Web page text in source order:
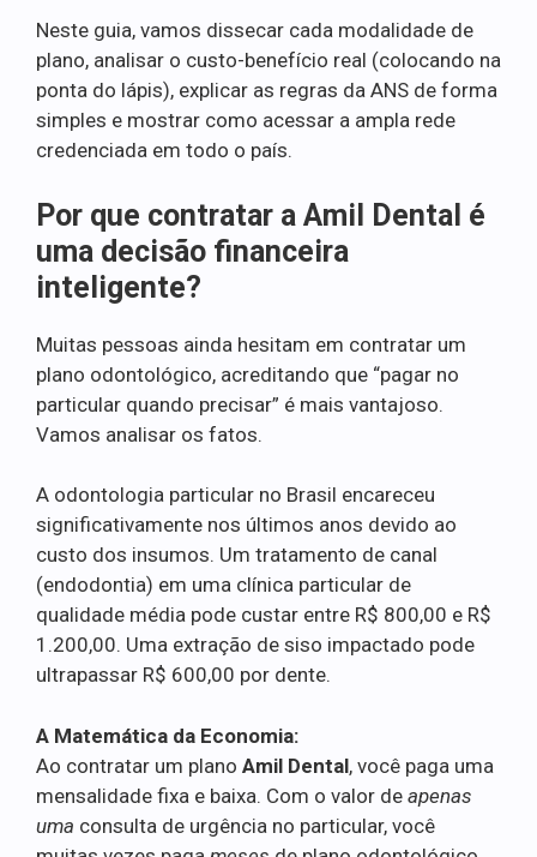
Neste guia, vamos dissecar cada modalidade de
plano, analisar o custo-benefício real (colocando na
ponta do lápis), explicar as regras da ANS de forma
simples e mostrar como acessar a ampla rede
credenciada em todo o país.
Por que contratar a Amil Dental é
uma decisão financeira
inteligente?
Muitas pessoas ainda hesitam em contratar um
plano odontológico, acreditando que “pagar no
particular quando precisar” é mais vantajoso.
Vamos analisar os fatos.
A odontologia particular no Brasil encareceu
significativamente nos últimos anos devido ao
custo dos insumos. Um tratamento de canal
(endodontia) em uma clínica particular de
qualidade média pode custar entre R$ 800,00 e R$
1.200,00. Uma extração de siso impactado pode
ultrapassar R$ 600,00 por dente.
A Matemática da Economia:
Ao contratar um plano Amil Dental, você paga uma
mensalidade fixa e baixa. Com o valor de apenas
uma consulta de urgência no particular, você